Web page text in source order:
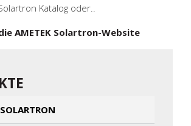
Katalog oder..
AMETEK Solartron-Website